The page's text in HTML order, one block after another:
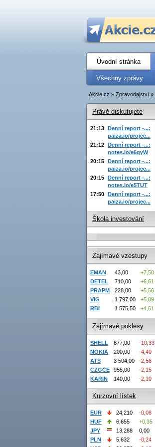
Úvodní stránka
Všechny zprávy
Akcie.cz » Zpravodajství »
Právě diskutujete
21:13 Denní report -...:
paiza.io/projec...
21:12 Denní report -...:
notes.io/e6qyW
20:15 Denní report -...:
paiza.io/projec...
20:15 Denní report -...:
notes.io/e5TUT
17:50 Denní report -...:
paiza.io/projec...
Škola investování
Zajímavé vzestupy
EMAN 43,00
+7,50
DETEL
710,00
+6,61
PRAPM
228,00
+5,56
VIG
1 797,00
+5,09
RBI
1 575,50 +4,61
Zajímavé poklesy
SHELL 877,00
-10,33
NOKIA
200,00
-4,40
ATS
3 504,00
-2,56
CZGCE
955,00
-2,15
KARIN
140,00 -2,10
Kurzovní lístek
EUR 24,210
-0,08
HUF
6,655
+0,35
JPY
13,288
0,00
PLN
5,632
-0,24